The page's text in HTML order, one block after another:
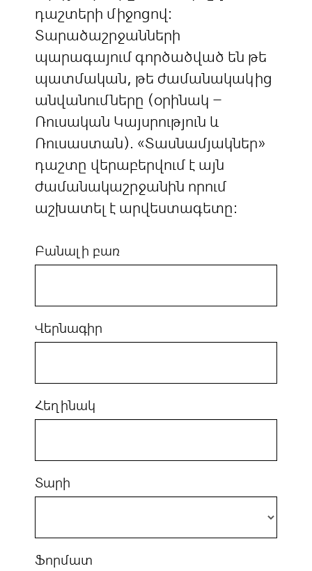
դաշտերի միջոցով:
Տարածաշրջանների
պարագայում գործածված են թե
պատմական, թե ժամանակակից
անվանումները (օրինակ –
Ռուսական Կայսրություն և
Ռուսաստան). «Տասնամյակներ»
դաշտը վերաբերվում է այն
ժամանակաշրջանին որում
աշխատել է արվեստագետը:
Բանալի բառ
Վերնագիր
Հեղինակ
Տարի
Ֆորմատ